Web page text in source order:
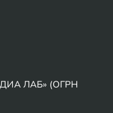
ЛАБ» (ОГРН